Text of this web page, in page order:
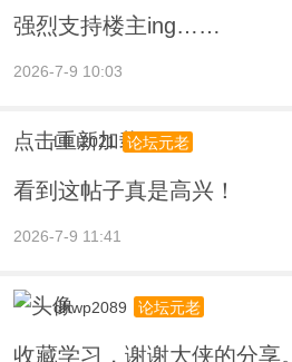
强烈支持楼主ing……
2026-7-9 10:03
点击重新加载
LILI2021 论坛元老
看到这帖子真是高兴！
2026-7-9 11:41
dhwp2089 论坛元老
收藏学习，谢谢大侠的分享。